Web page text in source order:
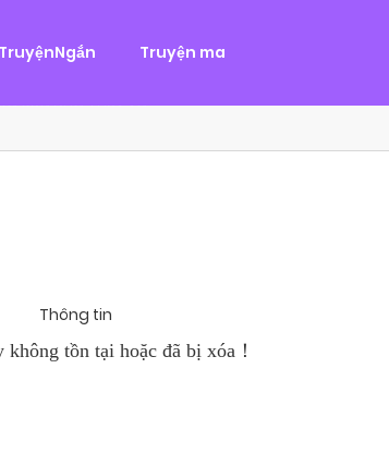
TruyệnNgắn Truyện ma
chân chính. Cho đến một ngày, cô bị kẻ thù
của Nhã Thụy và...
Thông tin
không tồn tại hoặc đã bị xóa！